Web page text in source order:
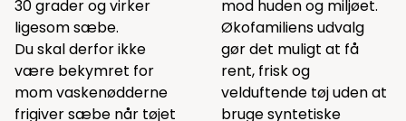
30 grader og virker
ligesom sæbe.
Du skal derfor ikke
være bekymret for
mom vaskenødderne
frigiver sæbe når tøjet
mod huden og miljøet.
Økofamiliens udvalg
gør det muligt at få
rent, frisk og
velduftende tøj uden at
bruge syntetiske